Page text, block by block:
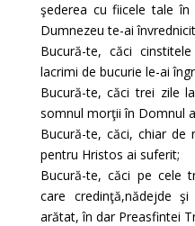
şederea cu fiicele tale
Dumnezeu te-ai
Bucură-te, căci
lacrimi de bucurie le-ai
Bucură-te, căci trei zile
somnul morţii în Domnul
Bucură-te, căci, chiar
pentru Hristos ai suferit;
Bucură-te, căci pe cele
care credinţă,nădejde
arătat, în dar Preasfintei